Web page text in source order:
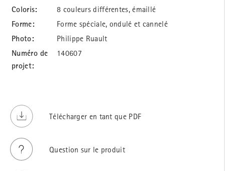
Coloris: 8 couleurs différentes, émaillé
Forme: Forme spéciale, ondulé et cannelé
Photo: Philippe Ruault
Numéro de
projet:
140607
Télécharger en tant que PDF
Question sur le produit